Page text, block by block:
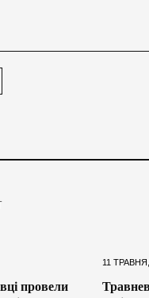
провели
11